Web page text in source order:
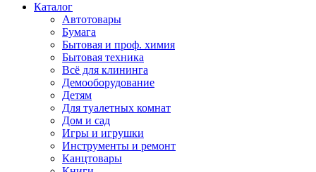
Каталог
Автотовары
Бумага
Бытовая и проф. химия
Бытовая техника
Всё для клининга
Демооборудование
Детям
Для туалетных комнат
Дом и сад
Игры и игрушки
Инструменты и ремонт
Канцтовары